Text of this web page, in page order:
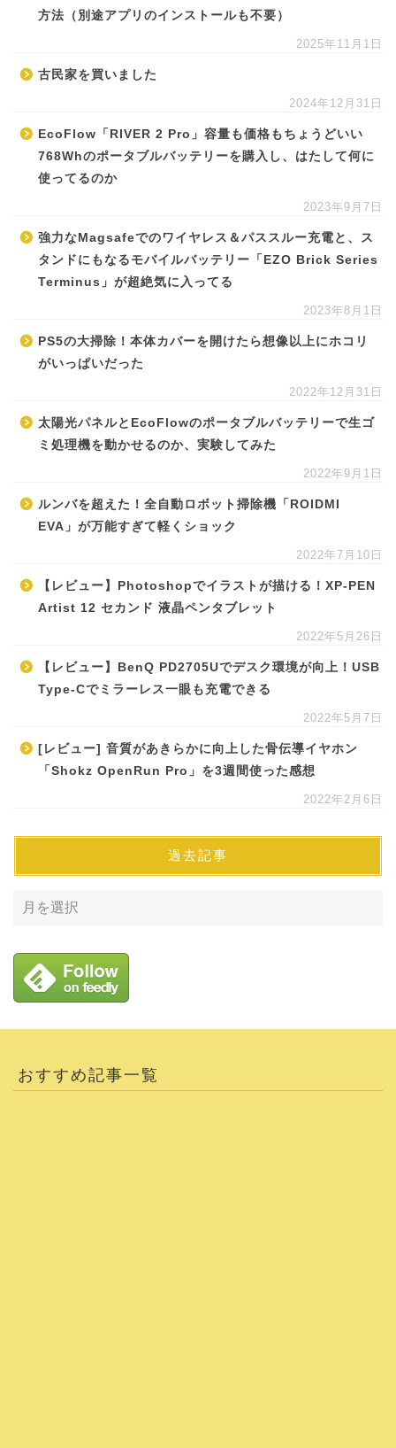
方法（別途アプリのインストールも不要）
2025年11月1日
古民家を買いました
2024年12月31日
EcoFlow「RIVER 2 Pro」容量も価格もちょうどいい
768Whのポータブルバッテリーを購入し、はたして何に
使ってるのか
2023年9月7日
強力なMagsafeでのワイヤレス＆パススルー充電と、ス
タンドにもなるモバイルバッテリー「EZO Brick Series
Terminus」が超絶気に入ってる
2023年8月1日
PS5の大掃除！本体カバーを開けたら想像以上にホコリ
がいっぱいだった
2022年12月31日
太陽光パネルとEcoFlowのポータブルバッテリーで生ゴ
ミ処理機を動かせるのか、実験してみた
2022年9月1日
ルンバを超えた！全自動ロボット掃除機「ROIDMI
EVA」が万能すぎて軽くショック
2022年7月10日
【レビュー】Photoshopでイラストが描ける！XP-PEN
Artist 12 セカンド 液晶ペンタブレット
2022年5月26日
【レビュー】BenQ PD2705Uでデスク環境が向上！USB
Type-Cでミラーレス一眼も充電できる
2022年5月7日
[レビュー] 音質があきらかに向上した骨伝導イヤホン
「Shokz OpenRun Pro」を3週間使った感想
2022年2月6日
過去記事
おすすめ記事一覧